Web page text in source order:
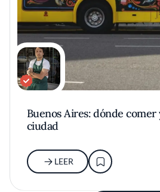
Buenos Aires: dónde comer
ciudad
LEER